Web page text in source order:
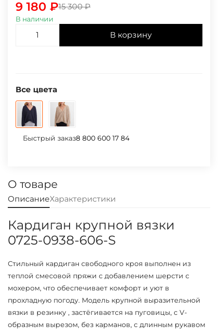
15 300₽
9 180 ₽
В наличии
В корзину
Все цвета
Быстрый заказ8 800 600 17 84
О товаре
ОписаниеХарактеристики
Кардиган крупной вязки
0725-0938-606-S
Стильный кардиган свободного кроя выполнен из
теплой смесовой пряжи с добавлением шерсти с
мохером, что обеспечивает комфорт и уют в
прохладную погоду. Модель крупной выразительной
вязки в резинку , застёгивается на пуговицы, с V-
образным вырезом, без карманов, с длинным рукавом